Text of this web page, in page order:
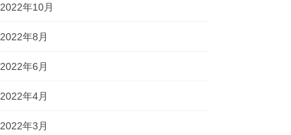
2022年10月
2022年8月
2022年6月
2022年4月
2022年3月